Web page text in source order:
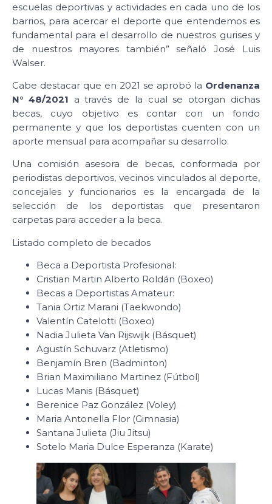
escuelas deportivas y actividades en cada uno de los
barrios, para acercar el deporte que entendemos es
fundamental para el desarrollo de nuestros gurises y
de nuestros mayores también” señaló José Luis
Walser.
Cabe destacar que en 2021 se aprobó la Ordenanza
N° 48/2021 a través de la cual se otorgan dichas
becas, cuyo objetivo es contar con un fondo
permanente y que los deportistas cuenten con un
aporte mensual para acompañar su desarrollo.
Una comisión asesora de becas, conformada por
periodistas deportivos, vecinos vinculados al deporte,
concejales y funcionarios es la encargada de la
selección de los deportistas que presentaron
carpetas para acceder a la beca.
Listado completo de becados
Beca a Deportista Profesional:
Cristian Martin Alberto Roldán (Boxeo)
Becas a Deportistas Amateur:
Tania Ortiz Marani (Taekwondo)
Valentín Catelotti (Boxeo)
Nadia Julieta Van Rijswijk (Básquet)
Agustín Schuvarz (Atletismo)
Benjamín Bren (Badminton)
Brian Maximiliano Martinez (Fútbol)
Lucas Manis (Básquet)
Berenice Paz González (Voley)
Maria Antonella Flor (Gimnasia)
Santana Julieta (Jiu Jitsu)
Sotelo Maria Dulce Esperanza (Karate)